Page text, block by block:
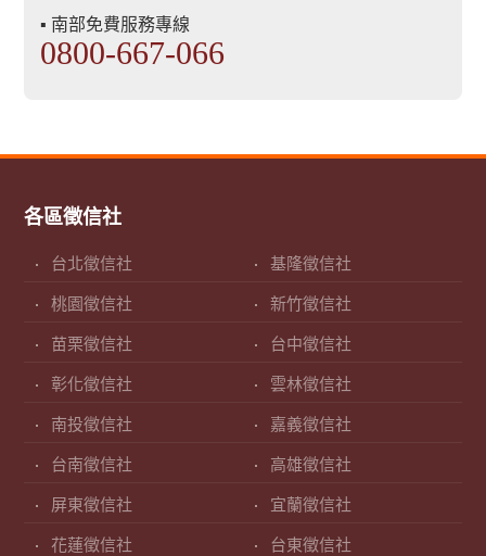
▪ 南部免費服務專線
0800-667-066
各區徵信社
台北徵信社 基隆徵信社
桃園徵信社 新竹徵信社
苗栗徵信社 台中徵信社
彰化徵信社 雲林徵信社
南投徵信社 嘉義徵信社
台南徵信社 高雄徵信社
屏東徵信社 宜蘭徵信社
花蓮徵信社 台東徵信社